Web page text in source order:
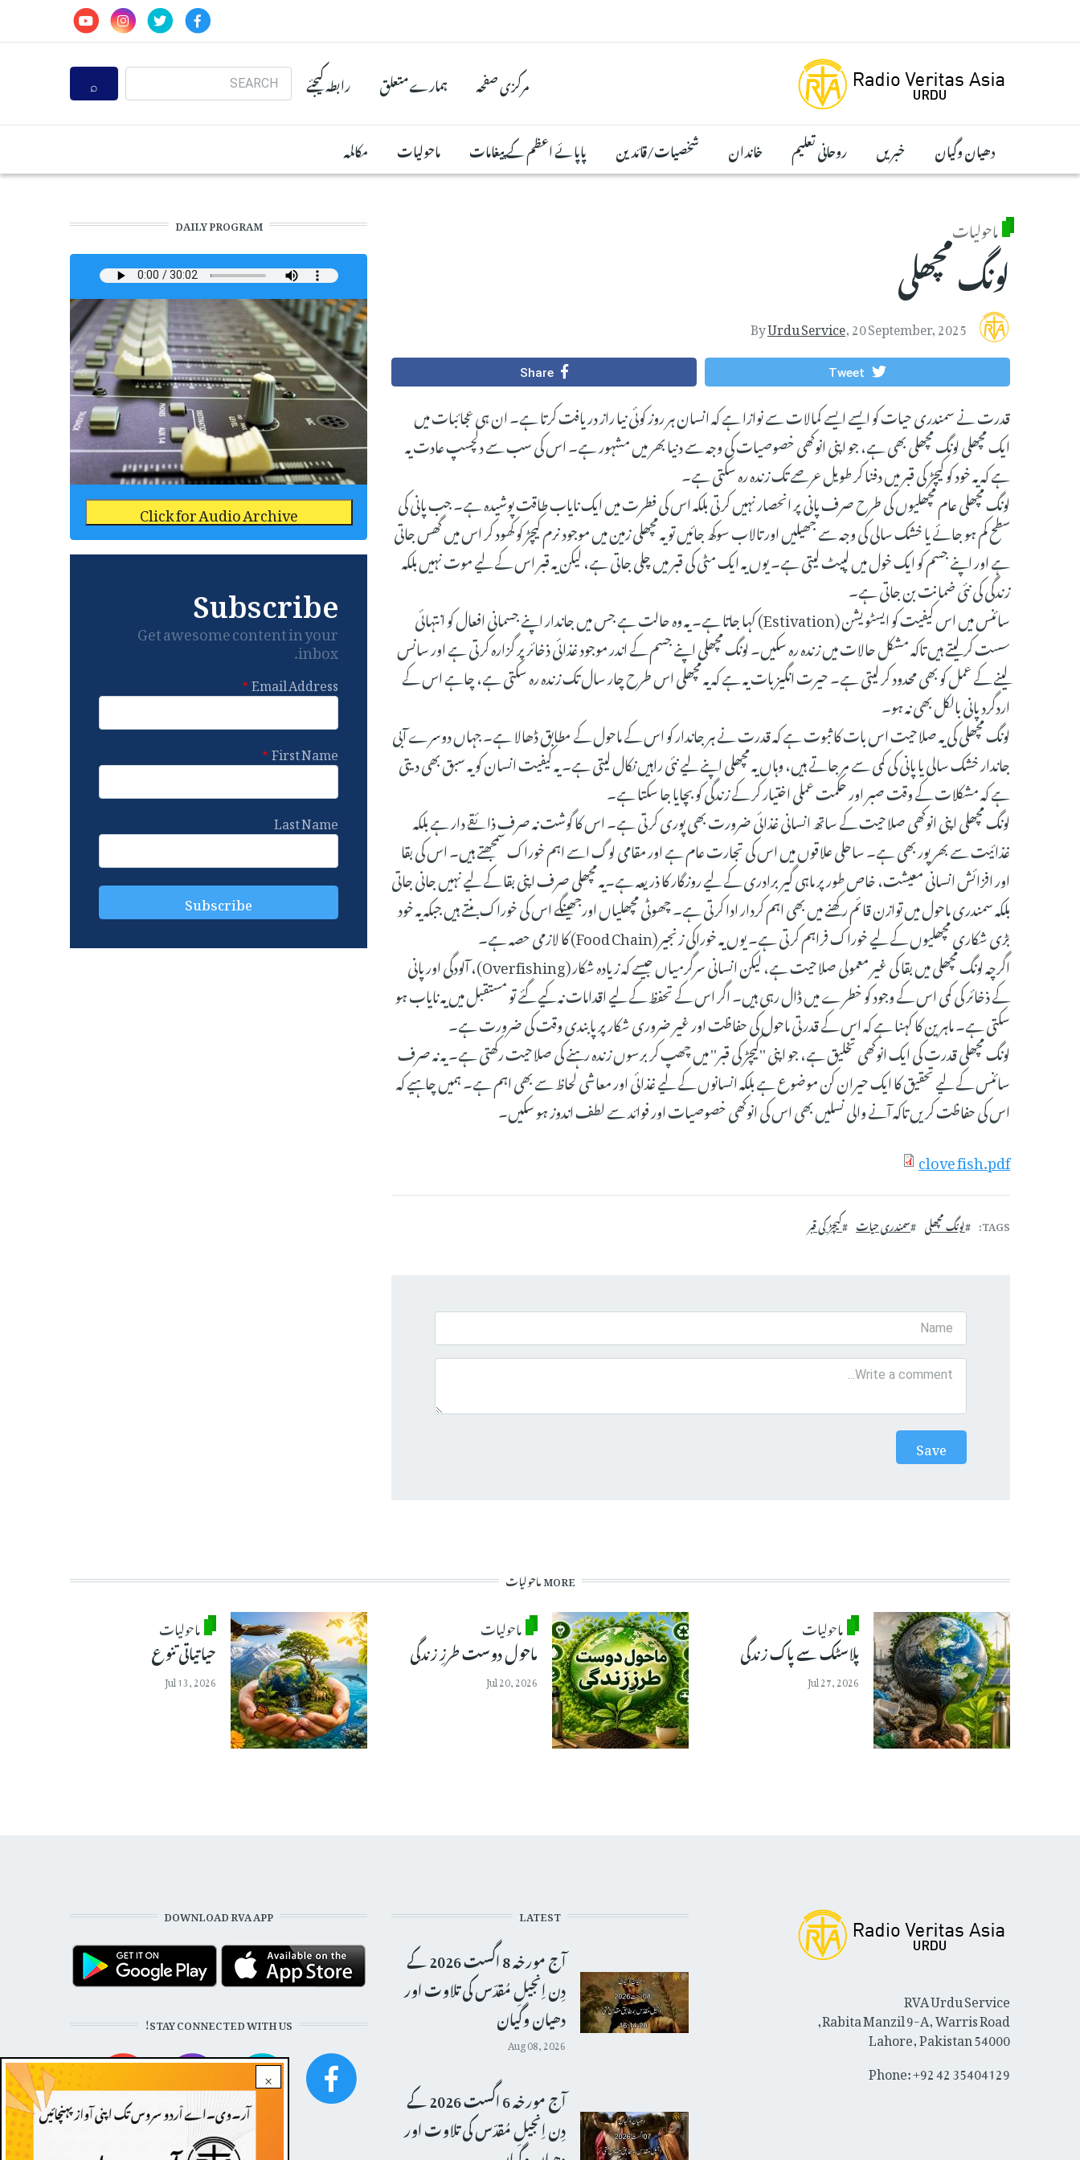
مرکزی صفحہ ہمارے متعلق رابطہ کیجئے
Search
دھیان وگیان خبریں روحانی تعلیم خاندان شخصیات/قائدین پاپائے اعظم کے پیغامات ماحولیات مکالمہ
ماحولیات
لونگ مچھلی
ByUrdu Service,20 September, 2025
Tweet
Share
قدرت نے سمندری حیات کو ایسے ایسے کمالات سے نوازا ہے کہ انسان ہر روز کوئی نیا راز دریافت کرتا ہے۔ ان ہی عجائبات میں
ایک مچھلی لونگ مچھلی بھی ہے، جو اپنی انوکھی خصوصیات کی وجہ سے دنیا بھر میں مشہور ہے۔ اس کی سب سے دلچسپ عادت یہ
ہے کہ یہ خود کو کیچڑ کی قبر میں دفنا کر طویل عرصے تک زندہ رہ سکتی ہے۔
لونگ مچھلی عام مچھلیوں کی طرح صرف پانی پر انحصار نہیں کرتی بلکہ اس کی فطرت میں ایک نایاب طاقت پوشیدہ ہے۔ جب پانی کی
سطح کم ہو جائے یا خشک سالی کی وجہ سے جھیلیں اور تالاب سوکھ جائیں تو یہ مچھلی زمین میں موجود نرم کیچڑ کو کھود کر اس میں گھس جاتی
ہے اور اپنے جسم کو ایک خول میں لپیٹ لیتی ہے۔ یوں یہ ایک مٹی کی قبر میں چلی جاتی ہے، لیکن یہ قبر اس کے لیے موت نہیں بلکہ
زندگی کی نئی ضمانت بن جاتی ہے۔
سائنس میں اس کیفیت کو ایسٹویشن (Estivation) کہا جاتا ہے۔ یہ وہ حالت ہے جس میں جاندار اپنے جسمانی افعال کو انتہائی
سست کر لیتے ہیں تاکہ مشکل حالات میں زندہ رہ سکیں۔ لونگ مچھلی اپنے جسم کے اندر موجود غذائی ذخائر پر گزارہ کرتی ہے اور سانس
لینے کے عمل کو بھی محدود کر لیتی ہے۔ حیرت انگیز بات یہ ہے کہ یہ مچھلی اس طرح چار سال تک زندہ رہ سکتی ہے، چاہے اس کے
اردگرد پانی بالکل بھی نہ ہو۔
لونگ مچھلی کی یہ صلاحیت اس بات کا ثبوت ہے کہ قدرت نے ہر جاندار کو اس کے ماحول کے مطابق ڈھالا ہے۔ جہاں دوسرے آبی
جاندار خشک سالی یا پانی کی کمی سے مر جاتے ہیں، وہاں یہ مچھلی اپنے لیے نئی راہیں نکال لیتی ہے۔ یہ کیفیت انسان کو یہ سبق بھی دیتی
ہے کہ مشکلات کے وقت صبر اور حکمت عملی اختیار کر کے زندگی کو بچایا جا سکتا ہے۔
لونگ مچھلی اپنی انوکھی صلاحیت کے ساتھ انسانی غذائی ضرورت بھی پوری کرتی ہے۔ اس کا گوشت نہ صرف ذائقے دار ہے بلکہ
غذائیت سے بھرپور بھی ہے۔ ساحلی علاقوں میں اس کی تجارت عام ہے اور مقامی لوگ اسے اہم خوراک سمجھتے ہیں۔ اس کی بقا
اور افزائش انسانی معیشت، خاص طور پر ماہی گیر برادری کے لیے روزگار کا ذریعہ ہے۔یہ مچھلی صرف اپنی بقا کے لیے نہیں جانی جاتی
بلکہ سمندری ماحول میں توازن قائم رکھنے میں بھی اہم کردار ادا کرتی ہے۔ چھوٹی مچھلیاں اورجھینگے اس کی خوراک بنتے ہیں جبکہ یہ خود
بڑی شکاری مچھلیوں کے لیے خوراک فراہم کرتی ہے۔ یوں یہ خوراکی زنجیر (Food Chain) کا لازمی حصہ ہے۔
اگرچہ لونگ مچھلی میں بقا کی غیر معمولی صلاحیت ہے، لیکن انسانی سرگرمیاں جیسے کہ زیادہ شکار (Overfishing)، آلودگی اور پانی
کے ذخائر کی کمی اس کے وجود کو خطرے میں ڈال رہی ہیں۔ اگر اس کے تحفظ کے لیے اقدامات نہ کیے گئے تو مستقبل میں یہ نایاب ہو
سکتی ہے۔ ماہرین کا کہنا ہے کہ اس کے قدرتی ماحول کی حفاظت اور غیر ضروری شکار پر پابندی وقت کی ضرورت ہے۔
لونگ مچھلی قدرت کی ایک انوکھی تخلیق ہے، جو اپنی ''کیچڑ کی قبر'' میں چھپ کر برسوں زندہ رہنے کی صلاحیت رکھتی ہے۔ یہ نہ صرف
سائنس کے لیے تحقیق کا ایک حیران کن موضوع ہے بلکہ انسانوں کے لیے غذائی اور معاشی لحاظ سے بھی اہم ہے۔ ہمیں چاہیے کہ
اس کی حفاظت کریں تاکہ آنے والی نسلیں بھی اس کی انوکھی خصوصیات اور فوائد سے لطف اندوز ہو سکیں۔
clove fish.pdf
TAGS لونگ مچھلی سمندری حیات کیچڑ کی قبر
DAILY PROGRAM
Click for Audio Archive
Subscribe
Get awesome content in your
inbox.
Email Address
First Name
Last Name
MORE ماحولیات
ماحولیات
پلاسٹک سے پاک زندگی
Jul 27, 2026
ماحولیات
ماحول دوست طرزِ زندگی
Jul 20, 2026
ماحولیات
حیاتیاتی تنوع
Jul 13, 2026
×
RVA Urdu Service
Rabita Manzil 9-A, Warris Road,
Lahore, Pakistan 54000
Phone: +92 42 35404129
LATEST
آج مورخہ 8 اگست 2026 کے
دِن اِنجیلِ مُقدّس کی تلاوت اور
دھیان وگیان
Aug 08, 2026
آج مورخہ 6 اگست 2026 کے
دِن اِنجیلِ مُقدّس کی تلاوت اور
DOWNLOAD RVA APP
STAY CONNECTED WITH US!